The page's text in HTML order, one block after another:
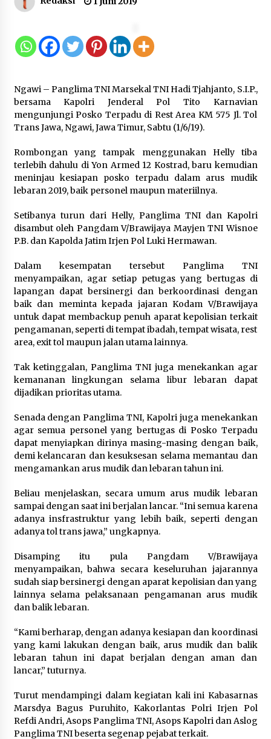
dengan Nuansa Kebersamaan
7 Agustus 2026
Pemanfaatan Limbah Galon Bekas,
Lapas Banjar Tanam 200 Pohon
Cabai Dukung Program Ketahanan
7 Agustus 2026
Tagihan Air Tanpa Pemakaian,
Pengelolaan , Perumdam TKR
Didesak Transparan
7 Agustus 2026
Sarana PAUD Diperkuat, Tangsel
Dorong Angka Partisipasi Sekolah
Terus Meningkat
7 Agustus 2026
KKM Universitas Bina Bangsa
Kelompok 83 Laksanakan
Pendampingan Pembuatan Spanduk
Pemasaran UMKM di Desa Cempaka
6 Agustus 2026
Jaga Kebugaran Petugas, Lapas
Kelas I Tangerang Gelar Cek
Lanjutan
6 Agustus 2026
Perlindungan Hak Cipta Musik di Era
Digital, Sosialisasikan Pencatatan
Gratis dan Penguatan Royalti
6 Agustus 2026
Dikunjungi PWI, Wawan Fauzi: Peran
Media Bisa Berdampak Besar
hingga Fatal
Ngawi – Panglima TNI Marsekal TNI Hadi Tjahjanto, S.I.P.,
bersama Kapolri Jenderal Pol Tito Karnavian
mengunjungi Posko Terpadu di Rest Area KM 575 Jl. Tol
Trans Jawa, Ngawi, Jawa Timur, Sabtu (1/6/19).
Rombongan yang tampak menggunakan Helly tiba
terlebih dahulu di Yon Armed 12 Kostrad, baru kemudian
meninjau kesiapan posko terpadu dalam arus mudik
lebaran 2019, baik personel maupun materiilnya.
Setibanya turun dari Helly, Panglima TNI dan Kapolri
disambut oleh Pangdam V/Brawijaya Mayjen TNI Wisnoe
P.B. dan Kapolda Jatim Irjen Pol Luki Hermawan.
Dalam kesempatan tersebut Panglima TNI
menyampaikan, agar setiap petugas yang bertugas di
lapangan dapat bersinergi dan berkoordinasi dengan
baik dan meminta kepada jajaran Kodam V/Brawijaya
untuk dapat membackup penuh aparat kepolisian terkait
pengamanan, seperti di tempat ibadah, tempat wisata, rest
area, exit tol maupun jalan utama lainnya.
Tak ketinggalan, Panglima TNI juga menekankan agar
kemananan lingkungan selama libur lebaran dapat
dijadikan prioritas utama.
Senada dengan Panglima TNI, Kapolri juga menekankan
agar semua personel yang bertugas di Posko Terpadu
dapat menyiapkan dirinya masing-masing dengan baik,
demi kelancaran dan kesuksesan selama memantau dan
mengamankan arus mudik dan lebaran tahun ini.
Beliau menjelaskan, secara umum arus mudik lebaran
sampai dengan saat ini berjalan lancar. “Ini semua karena
adanya insfrastruktur yang lebih baik, seperti dengan
adanya tol trans jawa,” ungkapnya.
Disamping itu pula Pangdam V/Brawijaya
menyampaikan, bahwa secara keseluruhan jajarannya
sudah siap bersinergi dengan aparat kepolisian dan yang
lainnya selama pelaksanaan pengamanan arus mudik
dan balik lebaran.
“Kami berharap, dengan adanya kesiapan dan koordinasi
yang kami lakukan dengan baik, arus mudik dan balik
lebaran tahun ini dapat berjalan dengan aman dan
lancar,” tuturnya.
Turut mendampingi dalam kegiatan kali ini Kabasarnas
Marsdya Bagus Puruhito, Kakorlantas Polri Irjen Pol
Refdi Andri, Asops Panglima TNI, Asops Kapolri dan Aslog
Panglima TNI beserta segenap pejabat terkait.